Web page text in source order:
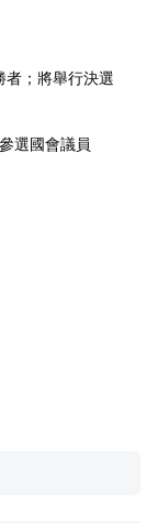
者；將舉行決選
選國會議員